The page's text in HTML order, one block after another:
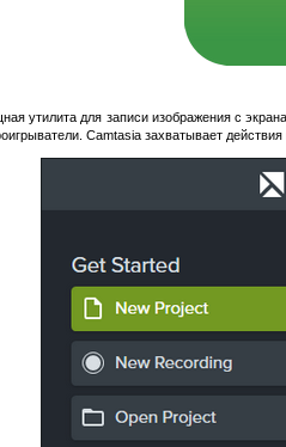
утилита для записи изображения с
Camtasia захватывает